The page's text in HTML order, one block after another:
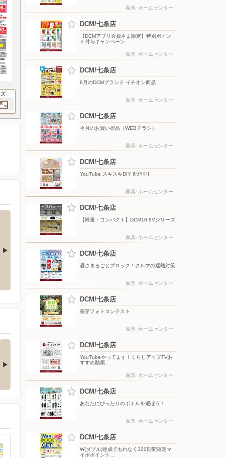
クルマの
YouTube スキスキDIY 配信中!
【DCMアプリ会員さま限定】特別
ダブル)達成でもれな
300期間限定マ…
キャンペーン対象】 ・キ
ンペーン期間中に…
ンスに！夏のわく…
ペーン期間中の合計…
家具･ホームセンター
DCM/七条店
【DCMアプリ会員さま限定】特別ポイン
ト付与キャンペーン
家具･ホームセンター
DCM/七条店
8月のDCMブランド イチオシ商品
家具･ホームセンター
DCM/七条店
今月のお買い得品（WEBチラシ）
家具･ホームセンター
DCM/七条店
YouTube スキスキDIY 配信中!
家具･ホームセンター
DCM/七条店
【軽量・コンパクト】DCM10.8Vシリーズ
家具･ホームセンター
DCM/七条店
暑さまるごとブロック！クルマの遮熱対策
家具･ホームセンター
DCM/七条店
発芽フォトコンテスト
家具･ホームセンター
DCM/七条店
YouTubeやってます！くらしアップTVお
すすめ動画…
家具･ホームセンター
DCM/七条店
あなたにぴったりのボトルを選ぼう！
家具･ホームセンター
DCM/七条店
W(ダブル)達成でもれなく300期間限定マ
イボポイント…